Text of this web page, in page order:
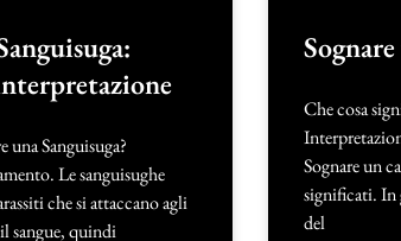
una Sanguisuga?
Le sanguisughe
che si attaccano agli
sangue, quindi
Che cosa
Sognare un
significati. In
del